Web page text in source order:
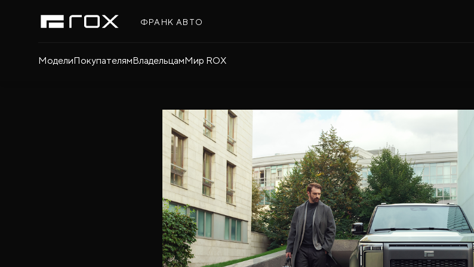
ФРАНК АВТО
МоделиПокупателямВладельцамМир ROX